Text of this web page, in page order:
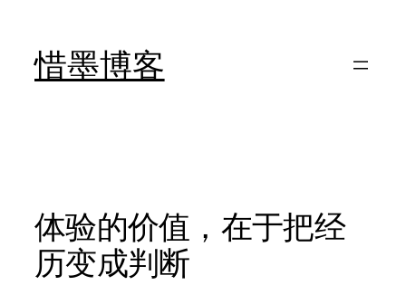
惜墨博客
体验的价值，在于把经
历变成判断